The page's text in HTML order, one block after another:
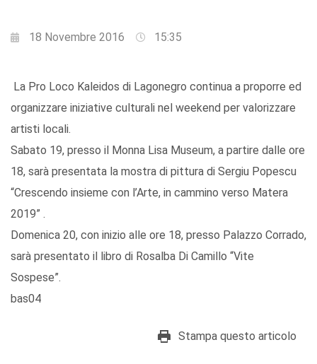
18 Novembre 2016 15:35
La Pro Loco Kaleidos di Lagonegro continua a proporre ed
organizzare iniziative culturali nel weekend per valorizzare
artisti locali.
Sabato 19, presso il Monna Lisa Museum, a partire dalle ore
18, sarà presentata la mostra di pittura di Sergiu Popescu
“Crescendo insieme con l’Arte, in cammino verso Matera
2019” .
Domenica 20, con inizio alle ore 18, presso Palazzo Corrado,
sarà presentato il libro di Rosalba Di Camillo “Vite
Sospese”.
bas04
Stampa questo articolo